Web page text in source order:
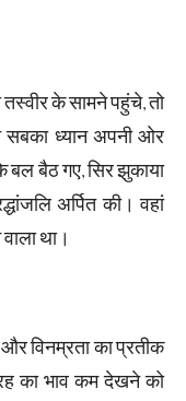
तस्वीर के सामने पहुंचे, तो
सबका ध्यान अपनी ओर
बल बैठ गए, सिर झुकाया
अर्पित की। वहां
था।
विनम्रता का प्रतीक
का भाव कम देखने को